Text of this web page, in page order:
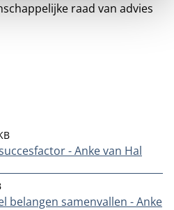
raad van advies
- Anke van Hal
belangen samenvallen - Anke